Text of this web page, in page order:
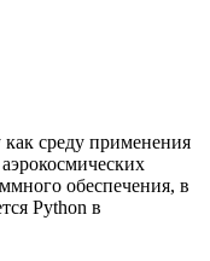
среду применения
обеспечения, в
Python в